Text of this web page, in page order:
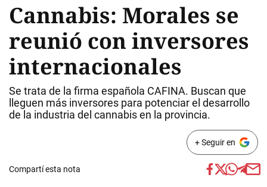
Cannabis: Morales se
reunió con inversores
internacionales
Se trata de la firma española CAFINA. Buscan que
lleguen más inversores para potenciar el desarrollo
de la industria del cannabis en la provincia.
+ Seguir en
Compartí esta nota